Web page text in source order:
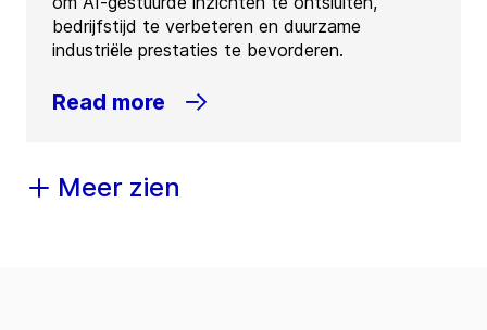
bedrijfstijd te verbeteren en duurzame
industriële prestaties te bevorderen.
Read more
Meer zien